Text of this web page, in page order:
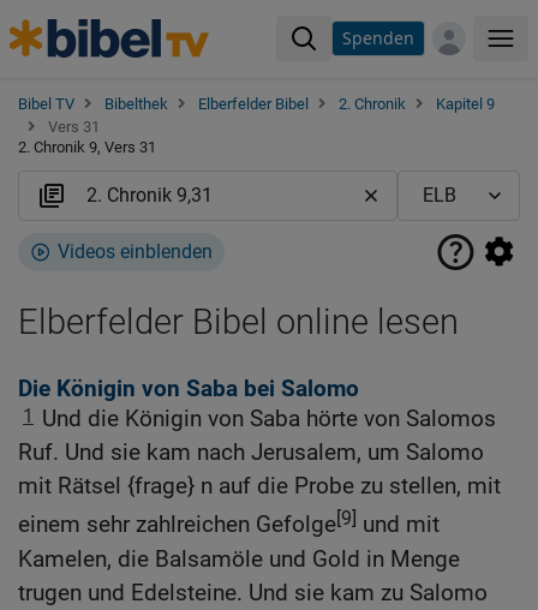
Spenden
Bibel TV Bibelthek Elberfelder Bibel 2. Chronik
Kapitel 9
Vers 31
2. Chronik 9, Vers 31
Videos einblenden
Elberfelder Bibel online lesen
Die Königin von Saba bei Salomo
1
Und die Königin von Saba hörte von Salomos
Ruf. Und sie kam nach Jerusalem, um Salomo
mit Rätsel {frage} n auf die Probe zu stellen, mit
einem sehr zahlreichen Gefolge[9] und mit
Kamelen, die Balsamöle und Gold in Menge
trugen und Edelsteine. Und sie kam zu Salomo